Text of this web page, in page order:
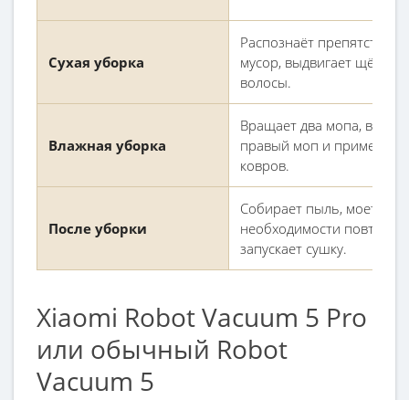
Сухая уборка
Распознаёт препятствия,
мусор, выдвигает щётку и
волосы.
Влажная уборка
Вращает два мопа,
правый моп и применяет
ковров.
После уборки
Собирает пыль, моет
необходимости
запускает сушку.
Xiaomi Robot Vacuum 5 Pro
или обычный Robot
Vacuum 5